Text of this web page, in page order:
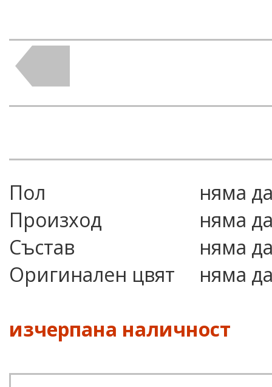
Пол
няма
Произход
няма
Състав
няма
Оригинален цвят
няма
изчерпана наличност